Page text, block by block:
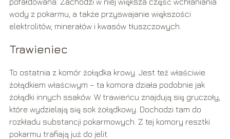
wody z pokarmu, a także przyswajanie większości
elektrolitów, minerałów i kwasów tłuszczowych.
Trawieniec
To ostatnia z komór żołądka krowy. Jest też właściwie
żołądkiem właściwym – ta komora działa podobnie jak
żołądki innych ssaków. W trawieńcu znajdują się gruczoły,
które wydzielają się sok żołądkowy. Dochodzi tam do
rozkładu substancji pokarmowych. Z tej komory resztki
pokarmu trafiają już do jelit.